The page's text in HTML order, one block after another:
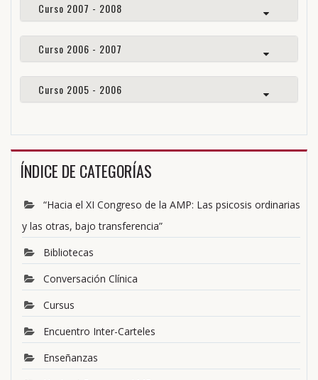
Curso 2007 - 2008
Curso 2006 - 2007
Curso 2005 - 2006
ÍNDICE DE CATEGORÍAS
“Hacia el XI Congreso de la AMP: Las psicosis ordinarias
y las otras, bajo transferencia”
Bibliotecas
Conversación Clínica
Cursus
Encuentro Inter-Carteles
Enseñanzas